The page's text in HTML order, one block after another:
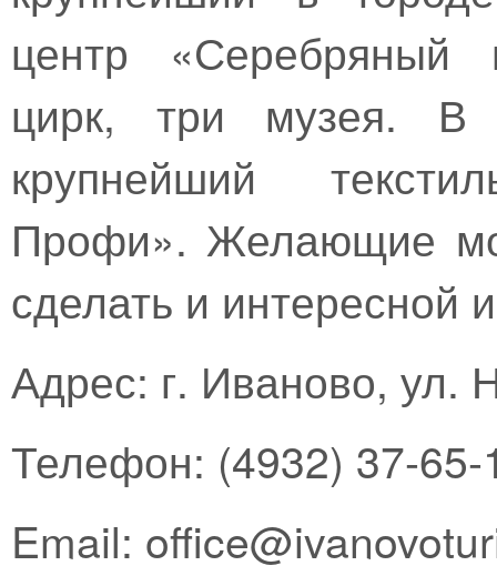
центр «Серебряный
цирк, три музея. В
крупнейший
Профи». Желающие
сделать и интересной
Адрес: г. Иваново, ул.
Телефон: (4932) 37-65-
Email: